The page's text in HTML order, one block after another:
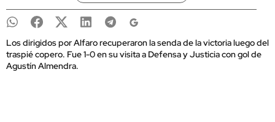
Los dirigidos por Alfaro recuperaron la senda de la victoria luego del
traspié copero. Fue 1-0 en su visita a Defensa y Justicia con gol de
Agustín Almendra.